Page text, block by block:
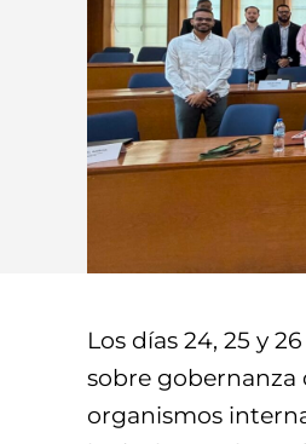
Los días 24, 25 y
sobre gobernanza
organismos